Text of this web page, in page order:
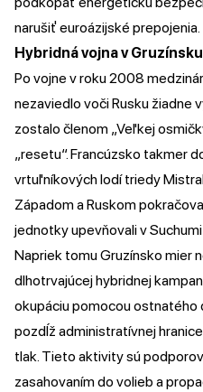
narušiť euroázijské prepojenia.
Hybridná vojna v
Po vojne v roku 2008
nezaviedlo voči Rusku žiadne
zostalo členom „Veľkej
„resetu“. Francúzsko takmer
vrtuľníkových lodí triedy
Západom a Ruskom
jednotky upevňovali v
Napriek tomu Gruzínsko mier
dlhotrvajúcej hybridnej
okupáciu pomocou ostnatého
pozdĺž administratívnej
tlak. Tieto aktivity sú
zasahovaním do volieb a